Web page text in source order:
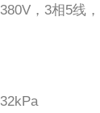
380V ， 3相5线，
32kPa